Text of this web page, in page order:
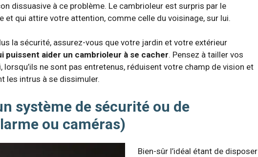
dissuasive à ce problème. Le cambrioleur est surpris par le
et qui attire votre attention, comme celle du voisinage, sur lui.
la sécurité, assurez-vous que votre jardin et votre extérieur
puissent aider un cambrioleur à se cacher. Pensez à tailler vos
lorsqu’ils ne sont pas entretenus, réduisent votre champ de vision et
les intrus à se dissimuler.
système de sécurité ou de
ou caméras)
Bien-sûr l’idéal étant de disposer